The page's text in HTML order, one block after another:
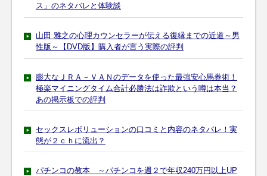
ス」のネタバレと体験談
山田 雅之の心理カウンセラーが伝える復縁までの近道～男
性版～【DVD版】購入者が言う実際の評判
膨大なＪＲＡ－ＶＡＮのデータを使った最強安心馬券術！
極楽マイニングタイム合計必勝法は詐欺という噂は本当？
あの掲示板での評判
セックスレボリューションの口コミと内容のネタバレ！実
態が２ｃｈに流出？
パチンコの教本 ～パチンコを週２で年収240万円以上UP